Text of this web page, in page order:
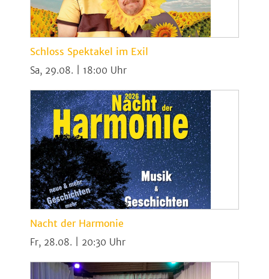
Schloss Spektakel im Exil
Sa, 29.08. | 18:00
Nacht der Harmonie
Fr, 28.08. | 20:30